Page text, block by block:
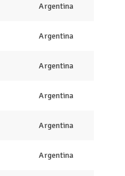
Argentina
Argentina
Argentina
Argentina
Argentina
Argentina